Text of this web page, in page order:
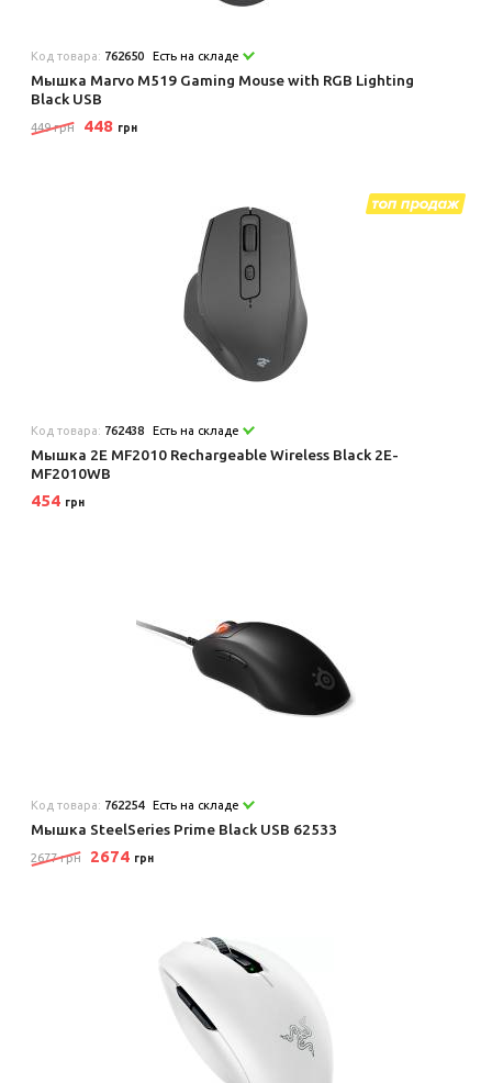
Код товара: 762650 Есть на складе
Мышка Marvo M519 Gaming Mouse with RGB Lighting
Black USB
449 грн 448 грн
Код товара: 762438 Есть на складе
Мышка 2E MF2010 Rechargeable Wireless Black 2E-
MF2010WB
454 грн
Код товара: 762254 Есть на складе
Мышка SteelSeries Prime Black USB 62533
2677 грн 2674 грн